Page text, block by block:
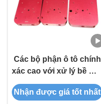
Các bộ phận ô tô chính
xác cao với xử lý bề mặt
tùy chỉnh và các bộ
phận gia công CNC
Nhận được giá tốt nhất